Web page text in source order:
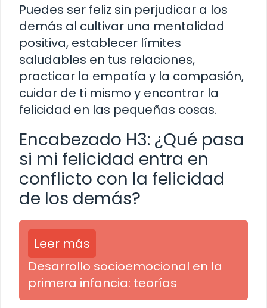
Puedes ser feliz sin perjudicar a los
demás al cultivar una mentalidad
positiva, establecer límites
saludables en tus relaciones,
practicar la empatía y la compasión,
cuidar de ti mismo y encontrar la
felicidad en las pequeñas cosas.
Encabezado H3: ¿Qué pasa
si mi felicidad entra en
conflicto con la felicidad
de los demás?
Leer más
Desarrollo socioemocional en la
primera infancia: teorías